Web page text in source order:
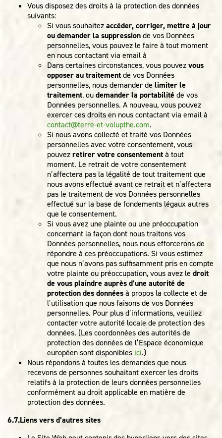
Vous disposez des droits à la protection des données
suivants:
Si vous souhaitezaccéder, corriger, mettre à jour
ou demander la suppressionde vos Données
personnelles, vous pouvez le faire à tout moment
en nous contactant via email à
Dans certaines circonstances, vous pouvezvous
opposer au traitementde vos Données
personnelles, nous demander de limiter le
traitement, oudemander la portabilité de vos
Données personnelles. A nouveau, vous pouvez
exercer ces droits en nous contactant via email à
contact@terre-et-volupthe.com.
Si nous avons collecté et traité vos Données
personnelles avec votre consentement, vous
pouvezretirer votre consentementà tout
moment. Le retrait de votre consentement
n’affectera pas la légalité de tout traitement que
nous avons effectué avant ce retrait et n’affectera
pas le traitement de vos Données personnelles
effectué sur la base de fondements légaux autres
que le consentement.
Si vous avez une plainte ou une préoccupation
concernant la façon dont nous traitons vos
Données personnelles, nous nous efforcerons de
répondre à ces préoccupations. Si vous estimez
que nous n’avons pas suffisamment pris en compte
votre plainte ou préoccupation, vous avez le droit
de vous plaindre auprès d’une autorité de
protection des donnéesà propos la collecte et de
l’utilisation que nous faisons de vos Données
personnelles. Pour plus d’informations, veuillez
contacter votre autorité locale de protection des
données. (Les coordonnées des autorités de
protection des données de l’Espace économique
européen sont disponibles ici.)
Nous répondons à toutes les demandes que nous
recevons de personnes souhaitant exercer les droits
relatifs à la protection de leurs données personnelles
conformément au droit applicable en matière de
protection des données.
6.7.Liens vers d’autres sites